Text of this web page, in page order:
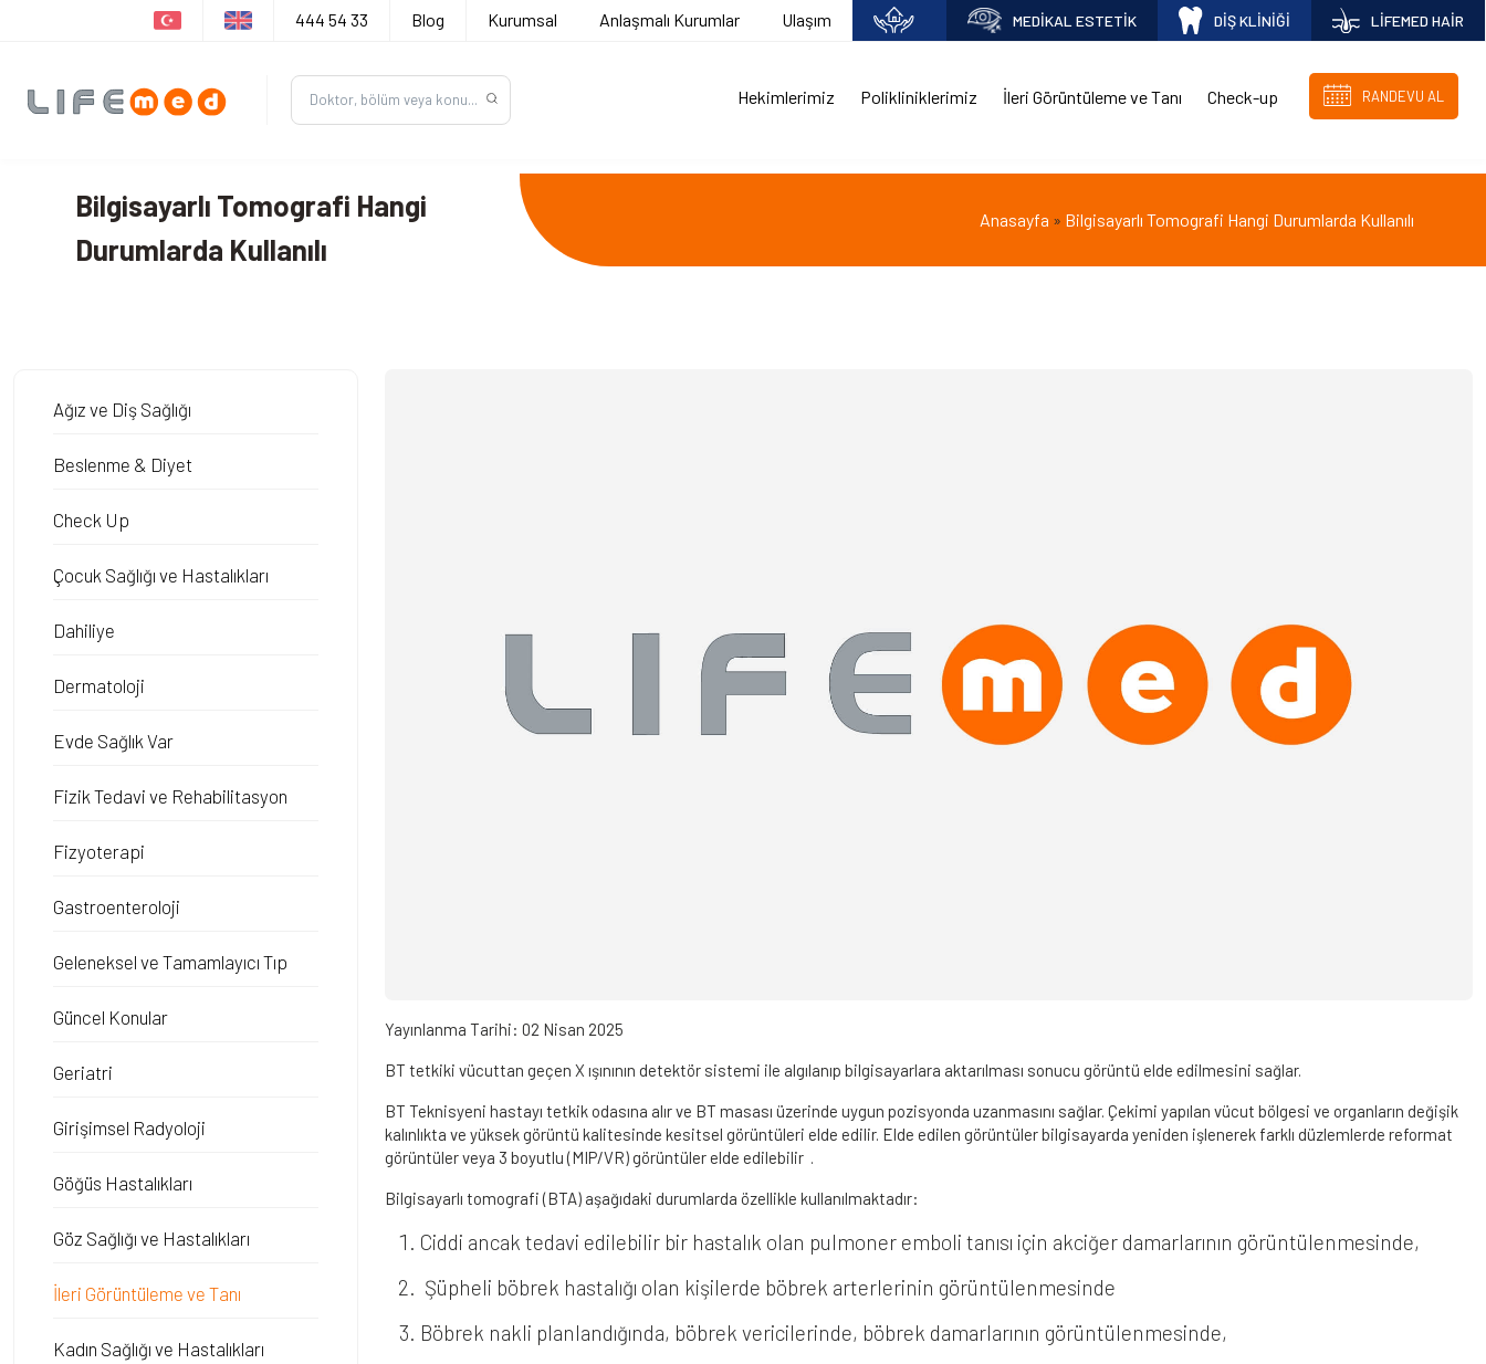
444 54 33 Blog Kurumsal Anlaşmalı Kurumlar Ulaşım MEDİKAL ESTETİK DİŞ KLİNİĞİ LİFEMED HAİR
Hekimlerimiz Polikliniklerimiz İleri Görüntüleme ve Tanı Check-up RANDEVU AL
Bilgisayarlı Tomografi Hangi
Durumlarda Kullanılı
Anasayfa » Bilgisayarlı Tomografi Hangi Durumlarda Kullanılı
Ağız ve Diş Sağlığı
Beslenme & Diyet
Check Up
Çocuk Sağlığı ve Hastalıkları
Dahiliye
Dermatoloji
Evde Sağlık Var
Fizik Tedavi ve Rehabilitasyon
Fizyoterapi
Gastroenteroloji
Geleneksel ve Tamamlayıcı Tıp
Güncel Konular
Geriatri
Girişimsel Radyoloji
Göğüs Hastalıkları
Göz Sağlığı ve Hastalıkları
İleri Görüntüleme ve Tanı
Kadın Sağlığı ve Hastalıkları
Yayınlanma Tarihi: 02 Nisan 2025
BT tetkiki vücuttan geçen X ışınının detektör sistemi ile algılanıp bilgisayarlara aktarılması sonucu görüntü elde edilmesini sağlar.
BT Teknisyeni hastayı tetkik odasına alır ve BT masası üzerinde uygun pozisyonda uzanmasını sağlar. Çekimi yapılan vücut bölgesi ve organların değişik
kalınlıkta ve yüksek görüntü kalitesinde kesitsel görüntüleri elde edilir. Elde edilen görüntüler bilgisayarda yeniden işlenerek farklı düzlemlerde reformat
görüntüler veya 3 boyutlu (MIP/VR) görüntüler elde edilebilir .
Bilgisayarlı tomografi (BTA) aşağıdaki durumlarda özellikle kullanılmaktadır:
Ciddi ancak tedavi edilebilir bir hastalık olan pulmoner emboli tanısı için akciğer damarlarının görüntülenmesinde,
Şüpheli böbrek hastalığı olan kişilerde böbrek arterlerinin görüntülenmesinde
Böbrek nakli planlandığında, böbrek vericilerinde, böbrek damarlarının görüntülenmesinde,